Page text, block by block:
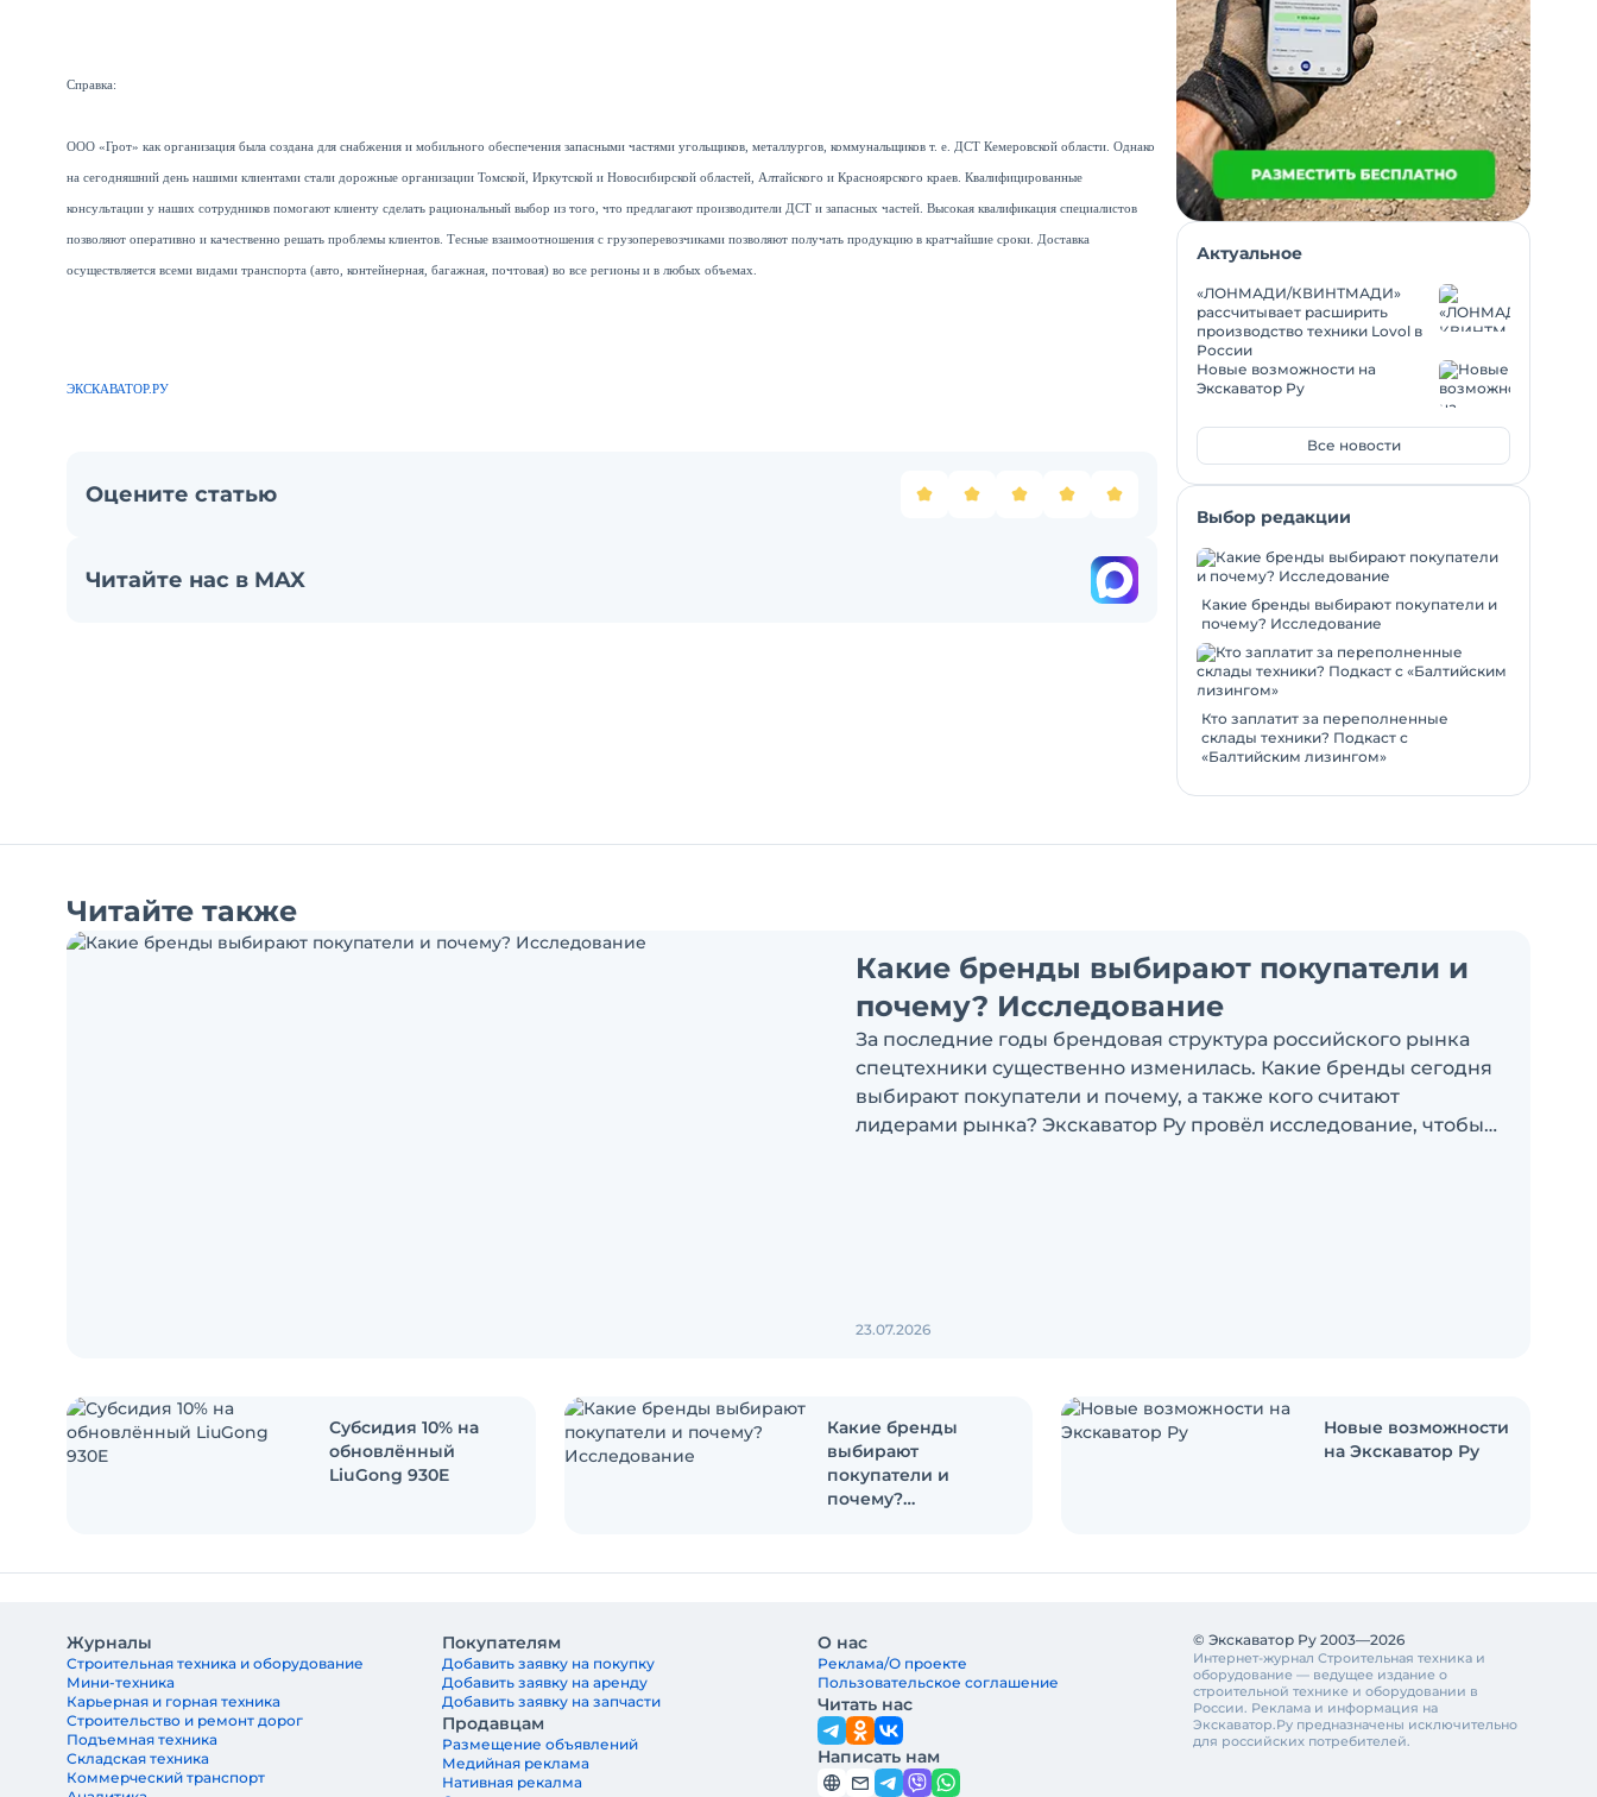
Справка:
ООО «Грот» как организация была создана для снабжения и мобильного обеспечения запасными частями угольщиков, металлургов, коммунальщиков т. е. ДСТ Кемеровской области. Однако
на сегодняшний день нашими клиентами стали дорожные организации Томской, Иркутской и Новосибирской областей, Алтайского и Красноярского краев. Квалифицированные
консультации у наших сотрудников помогают клиенту сделать рациональный выбор из того, что предлагают производители ДСТ и запасных частей. Высокая квалификация специалистов
позволяют оперативно и качественно решать проблемы клиентов. Тесные взаимоотношения с грузоперевозчиками позволяют получать продукцию в кратчайшие сроки. Доставка
осуществляется всеми видами транспорта (авто, контейнерная, багажная, почтовая) во все регионы и в любых объемах.
ЭКСКАВАТОР.РУ
Оцените статью
Читайте нас в MAX
Актуальное
«ЛОНМАДИ/КВИНТМАДИ»
рассчитывает расширить
производство техники Lovol в
России
Новые возможности на
Экскаватор Ру
Все новости
Выбор редакции
Какие бренды выбирают покупатели и
почему? Исследование
Кто заплатит за переполненные
склады техники? Подкаст с
«Балтийским лизингом»
Читайте также
Какие бренды выбирают покупатели и
почему? Исследование
За последние годы брендовая структура российского рынка
спецтехники существенно изменилась. Какие бренды сегодня
выбирают покупатели и почему, а также кого считают
лидерами рынка? Экскаватор Ру провёл исследование, чтобы
23.07.2026
Субсидия 10% на
обновлённый
LiuGong 930E
Какие бренды
выбирают
покупатели и
почему?
Новые возможности
на Экскаватор Ру
Журналы
Строительная техника и оборудование
Мини-техника
Карьерная и горная техника
Строительство и ремонт дорог
Подъемная техника
Складская техника
Коммерческий транспорт
Покупателям
Добавить заявку на покупку
Добавить заявку на аренду
Добавить заявку на запчасти
Продавцам
Размещение объявлений
Медийная реклама
Нативная рекалма
О нас
Реклама/О проекте
Пользовательское соглашение
Читать нас
Написать нам
© Экскаватор Ру 2003—2026
Интернет-журнал Строительная техника и
оборудование — ведущее издание о
строительной технике и оборудовании в
России. Реклама и информация на
Экскаватор.Ру предназначены исключительно
для российских потребителей.